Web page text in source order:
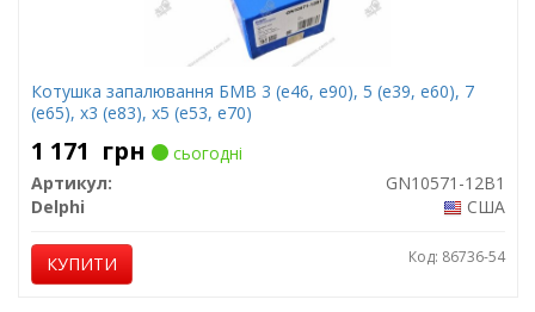
Котушка запалювання БМВ 3 (е46, е90), 5 (е39, е60), 7
(е65), х3 (е83), х5 (е53, е70)
1 171 грн
сьогодні
Артикул:
GN10571-12B1
Delphi
США
КУПИТИ Код: 86736-54